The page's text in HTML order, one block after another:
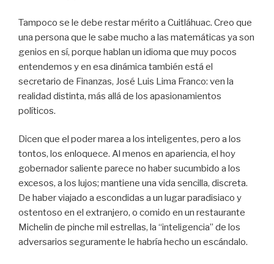
Tampoco se le debe restar mérito a Cuitláhuac. Creo que
una persona que le sabe mucho a las matemáticas ya son
genios en sí, porque hablan un idioma que muy pocos
entendemos y en esa dinámica también está el
secretario de Finanzas, José Luis Lima Franco: ven la
realidad distinta, más allá de los apasionamientos
políticos.
Dicen que el poder marea a los inteligentes, pero a los
tontos, los enloquece. Al menos en apariencia, el hoy
gobernador saliente parece no haber sucumbido a los
excesos, a los lujos; mantiene una vida sencilla, discreta.
De haber viajado a escondidas a un lugar paradisiaco y
ostentoso en el extranjero, o comido en un restaurante
Michelin de pinche mil estrellas, la “inteligencia” de los
adversarios seguramente le habría hecho un escándalo.